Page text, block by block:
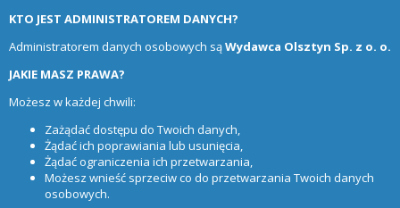
KTO JEST ADMINISTRATOREM DANYCH?
Administratorem danych osobowych sąWydawca Olsztyn Sp. z o. o.
JAKIE MASZ PRAWA?
Możesz w każdej chwili:
Zażądać dostępu do Twoich danych,
Żądać ich poprawiania lub usunięcia,
Żądać ograniczenia ich przetwarzania,
Możesz wnieść sprzeciw co do przetwarzania Twoich danych
osobowych.